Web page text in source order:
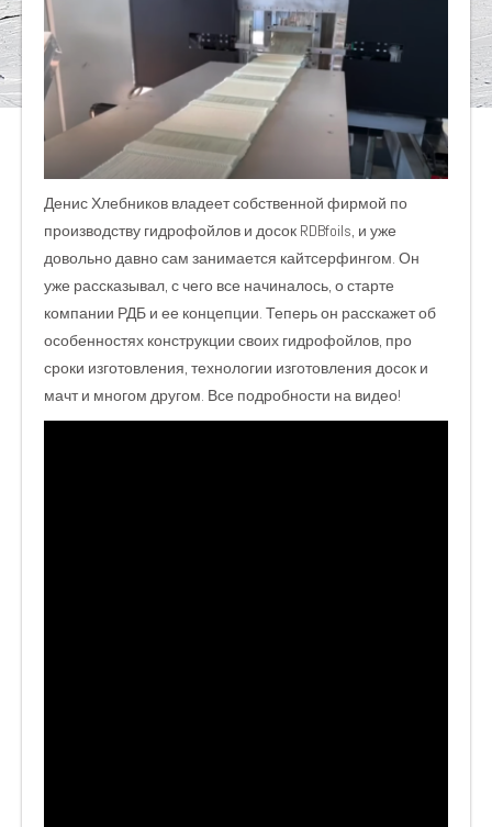
Денис Хлебников владеет собственной фирмой по
производству гидрофойлов и досок RDBfoils, и уже
довольно давно сам занимается кайтсерфингом. Он
уже рассказывал, с чего все начиналось, о старте
компании РДБ и ее концепции. Теперь он расскажет об
особенностях конструкции своих гидрофойлов, про
сроки изготовления, технологии изготовления досок и
мачт и многом другом. Все подробности на видео!